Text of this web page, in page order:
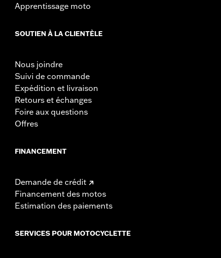
Apprentissage moto
SOUTIEN À LA CLIENTÈLE
Nous joindre
Suivi de commande
Expédition et livraison
Retours et échanges
Foire aux questions
Offres
FINANCEMENT
Demande de crédit
Financement des motos
Estimation des paiements
SERVICES POUR MOTOCYCLETTE